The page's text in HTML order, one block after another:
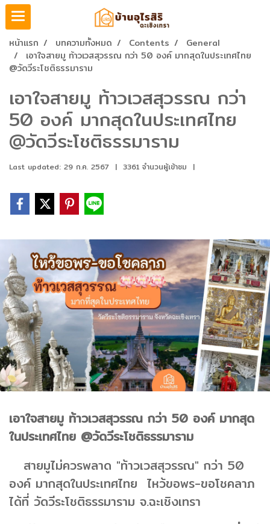
หน้าแรก บทความทั้งหมด Contents
General
เอาใจสายมู ท้าวเวสสุวรรณ กว่า 50 องค์ มากสุดในประเทศไทย
@วัดวีระโชติธรรมาราม
เอาใจสายมู ท้าวเวสสุวรรณ กว่า
50 องค์ มากสุดในประเทศไทย
@วัดวีระโชติธรรมาราม
Last updated: 29 ก.ค. 2567 | 3361 จำนวนผู้เข้าชม |
เอาใจสายมู ท้าวเวสสุวรรณ กว่า 50 องค์ มากสุด
ในประเทศไทย @วัดวีระโชติธรรมาราม
สายมูไม่ควรพลาด "ท้าวเวสสุวรรณ" กว่า 50
องค์ มากสุดในประเทศไทย ไหว้ขอพร-ขอโชคลาภ
ได้ที่ วัดวีระโชติธรรมาราม จ.ฉะเชิงเทรา